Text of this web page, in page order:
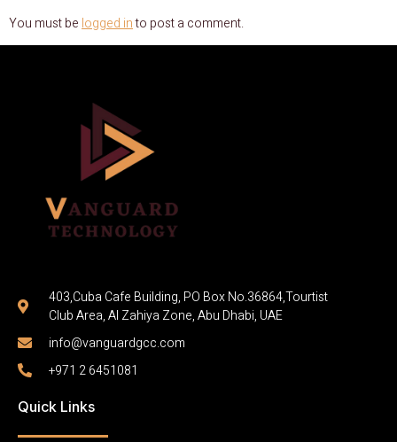
You must be logged into post a comment.
403,Cuba Cafe Building, PO Box No.36864,Tourtist
Club Area, Al Zahiya Zone, Abu Dhabi, UAE
info@vanguardgcc.com
+971 2 6451081
Quick Links